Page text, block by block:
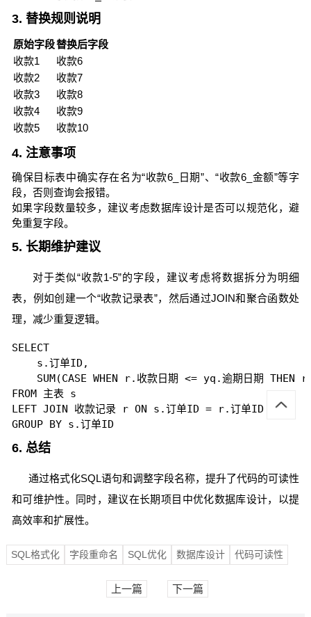
3. 替换规则说明
原始字段替换后字段
收款1
收款6
收款2
收款7
收款3
收款8
收款4
收款9
收款5
收款10
4. 注意事项
确保目标表中确实存在名为“收款6_日期”、“收款6_金额”等字
段，否则查询会报错。
如果字段数量较多，建议考虑数据库设计是否可以规范化，避
免重复字段。
5. 长期维护建议
对于类似“收款1-5”的字段，建议考虑将数据拆分为明细
表，例如创建一个“收款记录表”，然后通过JOIN和聚合函数处
理，减少重复逻辑。
SELECT
    s.订单ID,
SUM(CASE WHEN r.收款日期 <= yq.逾期日期 THEN
FROM 主表 s
LEFT JOIN 收款记录 r ON s.订单ID = r.订单ID
6. 总结
通过格式化SQL语句和调整字段名称，提升了代码的可读性
和可维护性。同时，建议在长期项目中优化数据库设计，以提
高效率和扩展性。
SQL格式化 字段重命名 SQL优化 数据库设计 代码可读性
上一篇 下一篇